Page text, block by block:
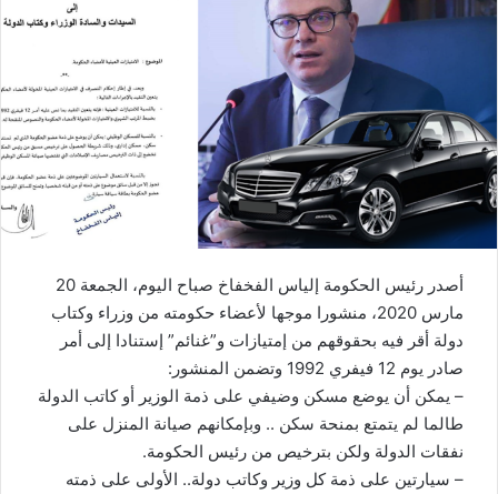
أصدر رئيس الحكومة إلياس الفخفاخ صباح اليوم، الجمعة 20
مارس 2020، منشورا موجها لأعضاء حكومته من وزراء وكتاب
دولة أقر فيه بحقوقهم من إمتيازات و”غنائم” إستنادا إلى أمر
صادر يوم 12 فيفري 1992 وتضمن المنشور:
– يمكن أن يوضع مسكن وضيفي على ذمة الوزير أو كاتب الدولة
طالما لم يتمتع بمنحة سكن .. وبإمكانهم صيانة المنزل على
نفقات الدولة ولكن بترخيص من رئيس الحكومة.
– سيارتين على ذمة كل وزير وكاتب دولة.. الأولى على ذمته